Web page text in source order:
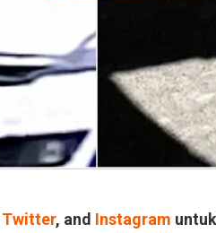
Twitter, and Instagram